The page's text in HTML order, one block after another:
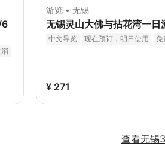
6
游览 • 无锡
无锡灵山大佛与拈花湾一日
中文导览 现在预订，明日使用
免
¥ 271
查看无锡